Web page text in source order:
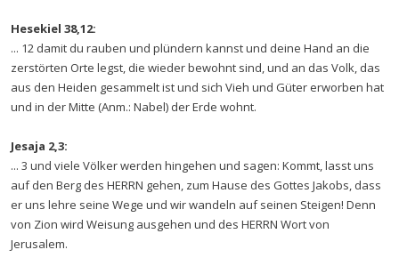
Hesekiel 38,12:
... 12 damit du rauben und plündern kannst und deine Hand an die
zerstörten Orte legst, die wieder bewohnt sind, und an das Volk, das
aus den Heiden gesammelt ist und sich Vieh und Güter erworben hat
und in der Mitte (Anm.: Nabel) der Erde wohnt.
Jesaja 2,3:
... 3 und viele Völker werden hingehen und sagen: Kommt, lasst uns
auf den Berg des HERRN gehen, zum Hause des Gottes Jakobs, dass
er uns lehre seine Wege und wir wandeln auf seinen Steigen! Denn
von Zion wird Weisung ausgehen und des HERRN Wort von
Jerusalem.